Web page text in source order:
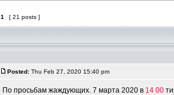
1 [ 21 posts ]
Posted: Thu Feb 27, 2020 15:40 pm
По просьбам жаждующих. 7 марта 2020 в 14 00